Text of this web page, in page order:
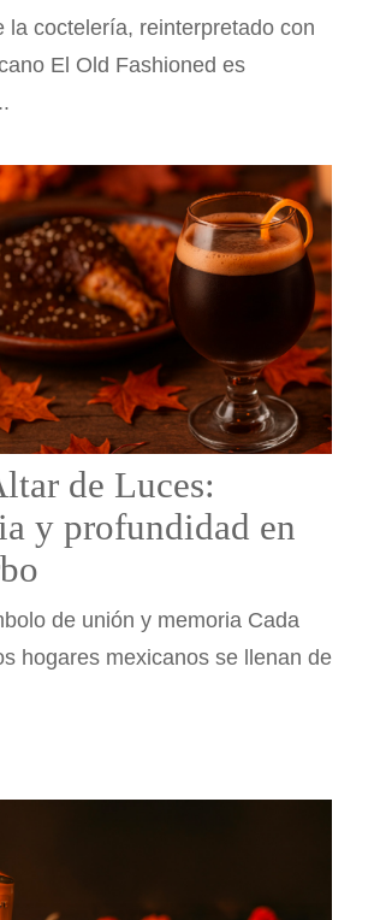
la coctelería, reinterpretado con
El Old Fashioned es
de Luces:
y profundidad en
de unión y memoria Cada
hogares mexicanos se llenan de